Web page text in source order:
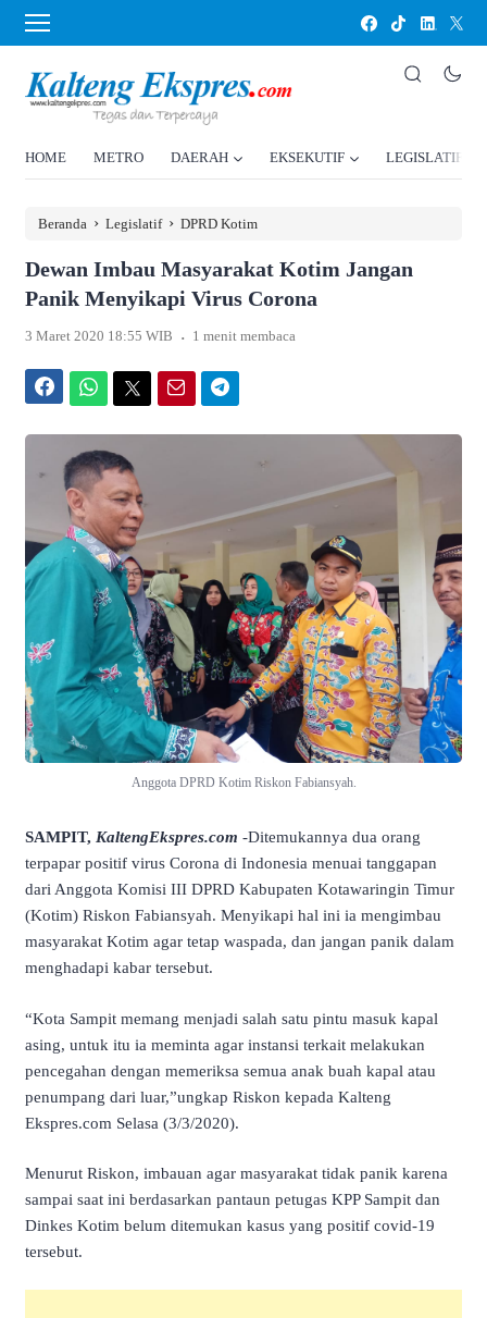
HOME METRO DAERAH EKSEKUTIF LEGISLATIF
Beranda › Legislatif › DPRD Kotim
Dewan Imbau Masyarakat Kotim Jangan
Panik Menyikapi Virus Corona
3 Maret 2020 18:55 WIB . 1 menit membaca
Anggota DPRD Kotim Riskon Fabiansyah.
SAMPIT, KaltengEkspres.com -Ditemukannya dua orang
terpapar positif virus Corona di Indonesia menuai tanggapan
dari Anggota Komisi III DPRD Kabupaten Kotawaringin Timur
(Kotim) Riskon Fabiansyah. Menyikapi hal ini ia mengimbau
masyarakat Kotim agar tetap waspada, dan jangan panik dalam
menghadapi kabar tersebut.
“Kota Sampit memang menjadi salah satu pintu masuk kapal
asing, untuk itu ia meminta agar instansi terkait melakukan
pencegahan dengan memeriksa semua anak buah kapal atau
penumpang dari luar,”ungkap Riskon kepada Kalteng
Ekspres.com Selasa (3/3/2020).
Menurut Riskon, imbauan agar masyarakat tidak panik karena
sampai saat ini berdasarkan pantaun petugas KPP Sampit dan
Dinkes Kotim belum ditemukan kasus yang positif covid-19
tersebut.